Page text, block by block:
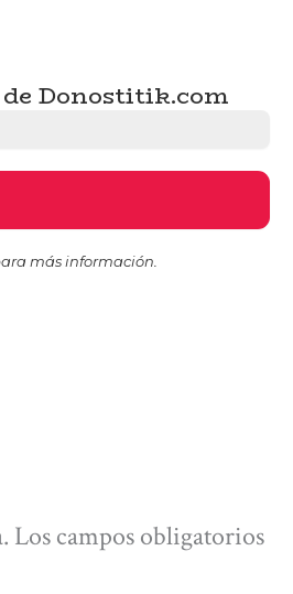
de Donostitik.com
más información.
Los campos obligatorios